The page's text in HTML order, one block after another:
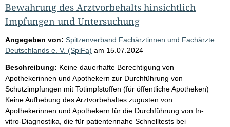
Bewahrung des Arztvorbehalts hinsichtlich
Impfungen und Untersuchung
Angegeben von: Spitzenverband Fachärztinnen und Fachärzte
Deutschlands e. V. (SpiFa) am 15.07.2024
Beschreibung: Keine dauerhafte Berechtigung von
Apothekerinnen und Apothekern zur Durchführung von
Schutzimpfungen mit Totimpfstoffen (für öffentliche Apotheken)
Keine Aufhebung des Arztvorbehaltes zugusten von
Apothekerinnen und Apothekern für die Durchführung von In-
vitro-Diagnostika, die für patientennahe Schnelltests bei